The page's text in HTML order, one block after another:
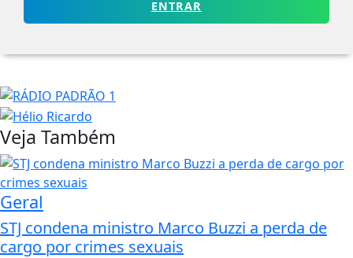
ENTRAR
Veja Também
Geral
STJ condena ministro Marco Buzzi a perda de
cargo por crimes sexuais